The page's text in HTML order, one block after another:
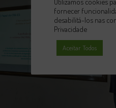
fornecer
desabilitá-los nas
Privacidade
Aceitar Todos